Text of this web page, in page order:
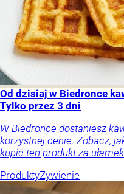
Od dzisiaj w Biedronce
Tylko przez 3 dni
W Biedronce dostaniesz
korzystnej cenie. Zobacz,
kupić ten produkt za
ProduktyŻywienie